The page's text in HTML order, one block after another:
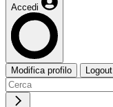
Accedi
Modifica profilo Logout